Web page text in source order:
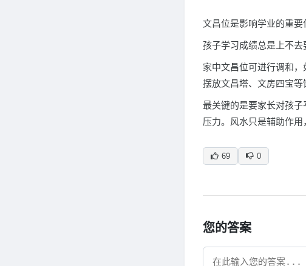
文昌位是影响学业的重要
孩子学习成绩总是上不去
家中文昌位可进行调和，
摆放文昌塔、文房四宝等
最关键的是要家长对孩
压力。风水只是辅助作用
69 0
您的答案